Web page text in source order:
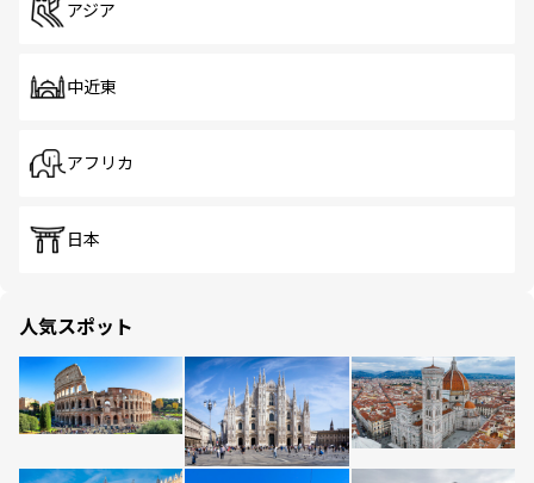
アジア
中近東
アフリカ
日本
人気スポット